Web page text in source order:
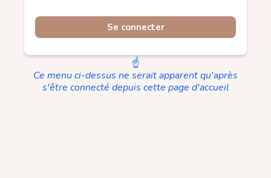
Se connecter
☝️
Ce menu ci-dessus ne serait apparent qu'après
s'être connecté depuis cette page d'accueil